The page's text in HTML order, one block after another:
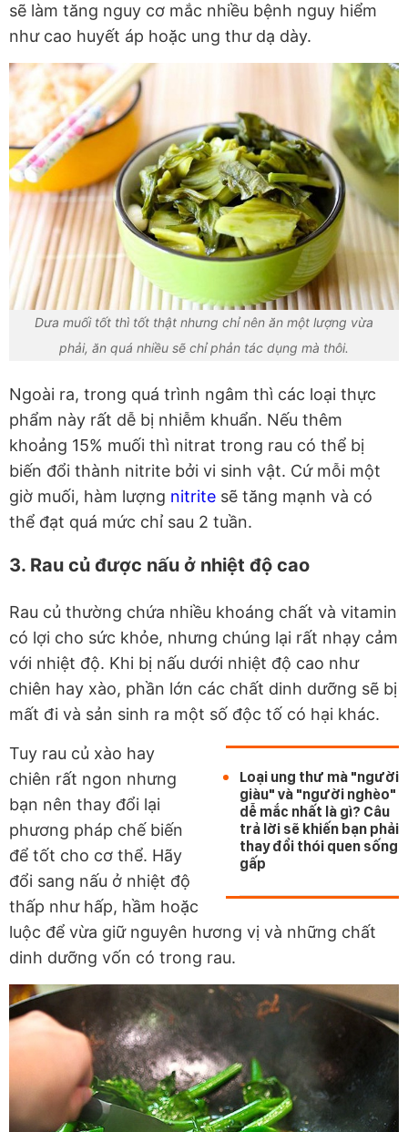
sẽ làm tăng nguy cơ mắc nhiều bệnh nguy hiểm
như cao huyết áp hoặc ung thư dạ dày.
Dưa muối tốt thì tốt thật nhưng chỉ nên ăn một lượng vừa
phải, ăn quá nhiều sẽ chỉ phản tác dụng mà thôi.
Ngoài ra, trong quá trình ngâm thì các loại thực
phẩm này rất dễ bị nhiễm khuẩn. Nếu thêm
khoảng 15% muối thì nitrat trong rau có thể bị
biến đổi thành nitrite bởi vi sinh vật. Cứ mỗi một
giờ muối, hàm lượng nitrite sẽ tăng mạnh và có
thể đạt quá mức chỉ sau 2 tuần.
3. Rau củ được nấu ở nhiệt độ cao
Rau củ thường chứa nhiều khoáng chất và vitamin
có lợi cho sức khỏe, nhưng chúng lại rất nhạy cảm
với nhiệt độ. Khi bị nấu dưới nhiệt độ cao như
chiên hay xào, phần lớn các chất dinh dưỡng sẽ bị
mất đi và sản sinh ra một số độc tố có hại khác.
Loại ung thư mà "người
giàu" và "người nghèo"
dễ mắc nhất là gì? Câu
trả lời sẽ khiến bạn phải
thay đổi thói quen sống
gấp
Tuy rau củ xào hay
chiên rất ngon nhưng
bạn nên thay đổi lại
phương pháp chế biến
để tốt cho cơ thể. Hãy
đổi sang nấu ở nhiệt độ
thấp như hấp, hầm hoặc
luộc để vừa giữ nguyên hương vị và những chất
dinh dưỡng vốn có trong rau.